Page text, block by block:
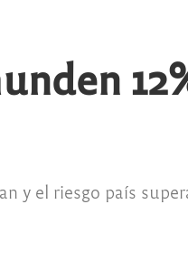
y el riesgo país